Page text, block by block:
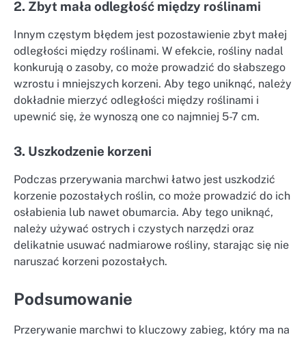
2. Zbyt mała odległość między roślinami
Innym częstym błędem jest pozostawienie zbyt małej
odległości między roślinami. W efekcie, rośliny nadal
konkurują o zasoby, co może prowadzić do słabszego
wzrostu i mniejszych korzeni. Aby tego uniknąć, należy
dokładnie mierzyć odległości między roślinami i
upewnić się, że wynoszą one co najmniej 5-7 cm.
3. Uszkodzenie korzeni
Podczas przerywania marchwi łatwo jest uszkodzić
korzenie pozostałych roślin, co może prowadzić do ich
osłabienia lub nawet obumarcia. Aby tego uniknąć,
należy używać ostrych i czystych narzędzi oraz
delikatnie usuwać nadmiarowe rośliny, starając się nie
naruszać korzeni pozostałych.
Podsumowanie
Przerywanie marchwi to kluczowy zabieg, który ma na